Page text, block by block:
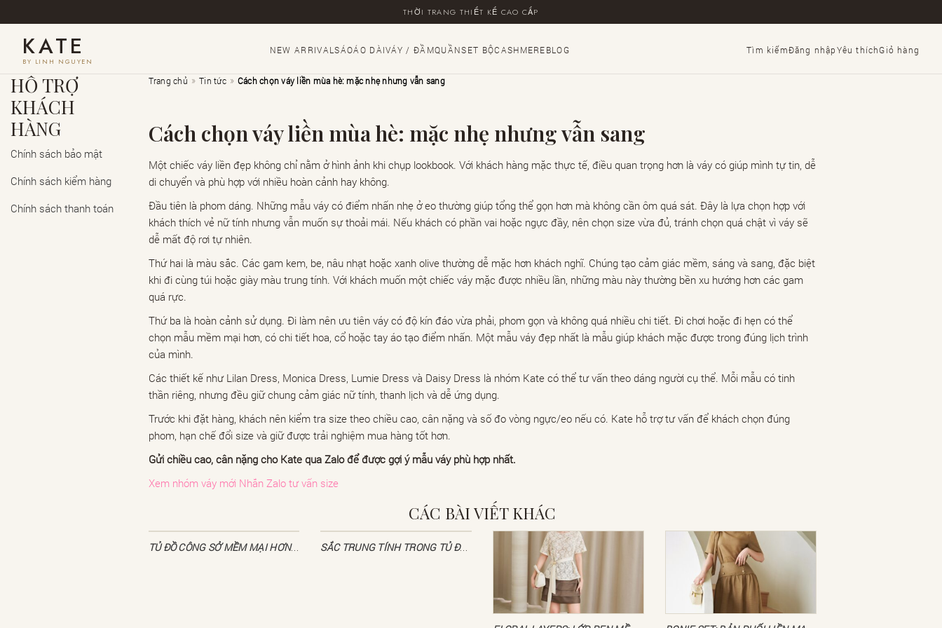
THỜI TRANG THIẾT KẾ CAO CẤP
KATE
BY LINH NGUYEN
NEW ARRIVALSÁOÁO DÀIVÁY / ĐẦMQUẦNSET BỘCASHMEREBLOG Tìm kiếmĐăng nhậpYêu thíchGiỏ hàng
HỖ TRỢ
KHÁCH
HÀNG
Chính sách bảo mật
Chính sách kiểm hàng
Chính sách thanh toán
Trang chủ » Tin tức » Cách chọn váy liền mùa hè: mặc nhẹ nhưng vẫn sang
Cách chọn váy liền mùa hè: mặc nhẹ nhưng vẫn sang
Một chiếc váy liền đẹp không chỉ nằm ở hình ảnh khi chụp lookbook. Với khách hàng mặc thực tế, điều quan trọng hơn là váy có giúp mình tự tin, dễ
di chuyển và phù hợp với nhiều hoàn cảnh hay không.
Đầu tiên là phom dáng. Những mẫu váy có điểm nhấn nhẹ ở eo thường giúp tổng thể gọn hơn mà không cần ôm quá sát. Đây là lựa chọn hợp với
khách thích vẻ nữ tính nhưng vẫn muốn sự thoải mái. Nếu khách có phần vai hoặc ngực đầy, nên chọn size vừa đủ, tránh chọn quá chật vì váy sẽ
dễ mất độ rơi tự nhiên.
Thứ hai là màu sắc. Các gam kem, be, nâu nhạt hoặc xanh olive thường dễ mặc hơn khách nghĩ. Chúng tạo cảm giác mềm, sáng và sang, đặc biệt
khi đi cùng túi hoặc giày màu trung tính. Với khách muốn một chiếc váy mặc được nhiều lần, những màu này thường bền xu hướng hơn các gam
quá rực.
Thứ ba là hoàn cảnh sử dụng. Đi làm nên ưu tiên váy có độ kín đáo vừa phải, phom gọn và không quá nhiều chi tiết. Đi chơi hoặc đi hẹn có thể
chọn mẫu mềm mại hơn, có chi tiết hoa, cổ hoặc tay áo tạo điểm nhấn. Một mẫu váy đẹp nhất là mẫu giúp khách mặc được trong đúng lịch trình
của mình.
Các thiết kế như Lilan Dress, Monica Dress, Lumie Dress và Daisy Dress là nhóm Kate có thể tư vấn theo dáng người cụ thể. Mỗi mẫu có tinh
thần riêng, nhưng đều giữ chung cảm giác nữ tính, thanh lịch và dễ ứng dụng.
Trước khi đặt hàng, khách nên kiểm tra size theo chiều cao, cân nặng và số đo vòng ngực/eo nếu có. Kate hỗ trợ tư vấn để khách chọn đúng
phom, hạn chế đổi size và giữ được trải nghiệm mua hàng tốt hơn.
Gửi chiều cao, cân nặng cho Kate qua Zalo để được gợi ý mẫu váy phù hợp nhất.
Xem nhóm váy mới Nhắn Zalo tư vấn size
CÁC BÀI VIẾT KHÁC
TỦ ĐỒ CÔNG SỞ MỀM MẠI HƠN | 07/08 SẮC TRUNG TÍNH TRONG TỦ ĐỒ THANH LỊCH | 06/08